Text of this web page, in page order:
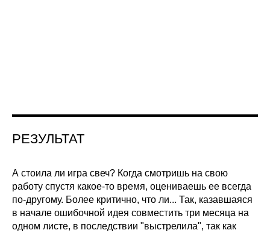
РЕЗУЛЬТАТ
А стоила ли игра свеч? Когда смотришь на свою
работу спустя какое-то время, оцениваешь ее всегда
по-другому. Более критично, что ли... Так, казавшаяся
в начале ошибочной идея совместить три месяца на
одном листе, в последствии "выстрелила", так как